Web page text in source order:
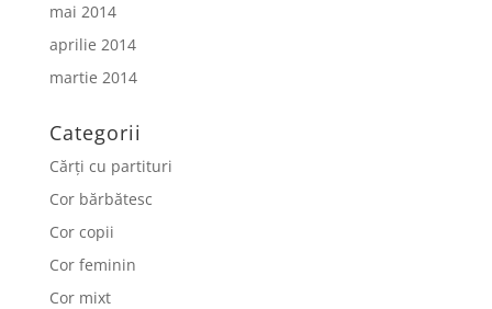
mai 2014
aprilie 2014
martie 2014
Categorii
Cărți cu partituri
Cor bărbătesc
Cor copii
Cor feminin
Cor mixt